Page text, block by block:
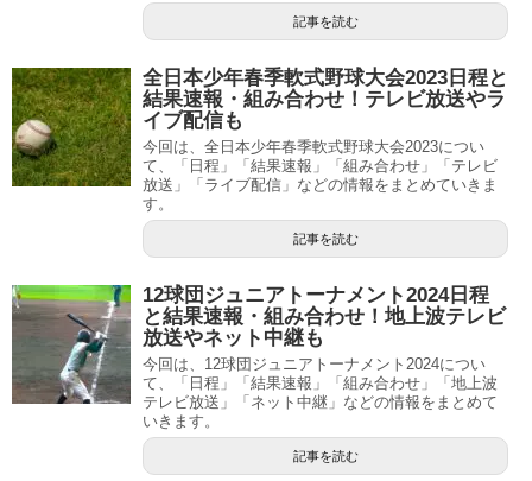
記事を読む
全日本少年春季軟式野球大会2023日程と
結果速報・組み合わせ！テレビ放送やラ
イブ配信も
今回は、全日本少年春季軟式野球大会2023につい
て、「日程」「結果速報」「組み合わせ」「テレビ
放送」「ライブ配信」などの情報をまとめていきま
す。
記事を読む
12球団ジュニアトーナメント2024日程
と結果速報・組み合わせ！地上波テレビ
放送やネット中継も
今回は、12球団ジュニアトーナメント2024につい
て、「日程」「結果速報」「組み合わせ」「地上波
テレビ放送」「ネット中継」などの情報をまとめて
いきます。
記事を読む